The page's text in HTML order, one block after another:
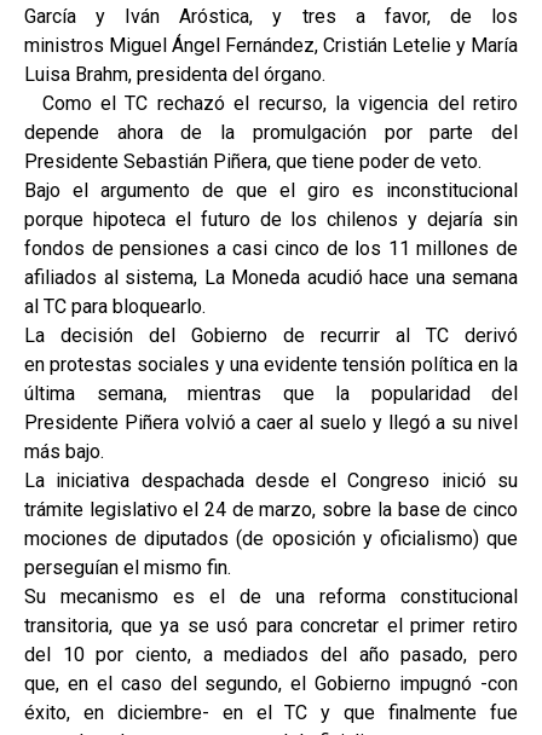
García y Iván Aróstica, y tres a favor, de los
ministros Miguel Ángel Fernández, Cristián Letelie y María
Luisa Brahm, presidenta del órgano.
Como el TC rechazó el recurso, la vigencia del retiro
depende ahora de la promulgación por parte del
Presidente Sebastián Piñera, que tiene poder de veto.
Bajo el argumento de que el giro es inconstitucional
porque hipoteca el futuro de los chilenos y dejaría sin
fondos de pensiones a casi cinco de los 11 millones de
afiliados al sistema, La Moneda acudió hace una semana
al TC para bloquearlo.
La decisión del Gobierno de recurrir al TC derivó
en protestas sociales y una evidente tensión política en la
última semana, mientras que la popularidad del
Presidente Piñera volvió a caer al suelo y llegó a su nivel
más bajo.
La iniciativa despachada desde el Congreso inició su
trámite legislativo el 24 de marzo, sobre la base de cinco
mociones de diputados (de oposición y oficialismo) que
perseguían el mismo fin.
Su mecanismo es el de una reforma constitucional
transitoria, que ya se usó para concretar el primer retiro
del 10 por ciento, a mediados del año pasado, pero
que, en el caso del segundo, el Gobierno impugnó -con
éxito, en diciembre- en el TC y que finalmente fue